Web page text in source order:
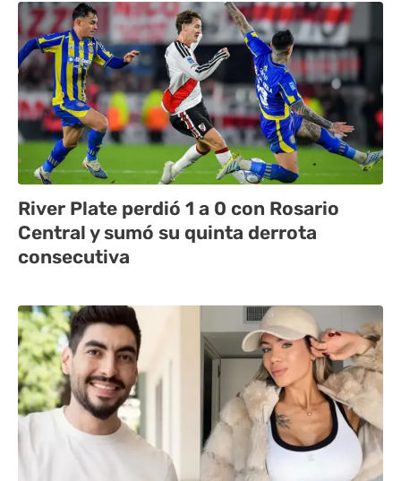
River Plate perdió 1 a 0 con Rosario
Central y sumó su quinta derrota
consecutiva